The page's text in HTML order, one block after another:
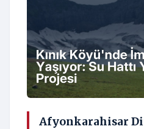
Afyonkarahisar